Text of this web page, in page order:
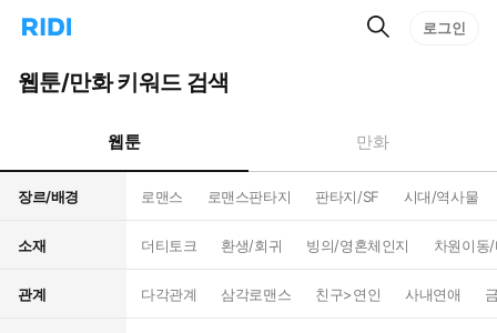
리
홈
으
턴
트
검
로그인
웹툰/만화 키워드 검색
웹툰 만화
장르/배경 로맨스 로맨스판타지 판타지/SF 시대/역사물
소재 더티토크 환생/회귀 빙의/영혼체인지 차원이동
관계 다각관계 삼각로맨스 친구>연인 사내연애